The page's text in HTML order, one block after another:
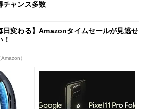
チャンス多数
日変わる】Amazonタイムセールが見逃せ
！
）